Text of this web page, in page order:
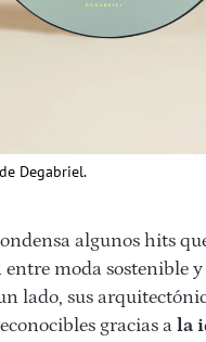
Degabriel.
algunos hits
moda sostenible
lado, sus
gracias ala